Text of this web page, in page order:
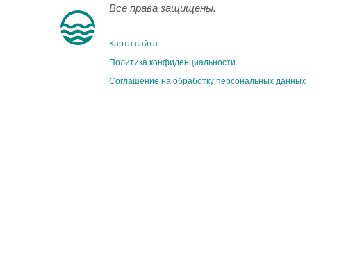
Все права защищены.
Карта сайта
Политика конфиденциальности
Соглашение на обработку персональных данных